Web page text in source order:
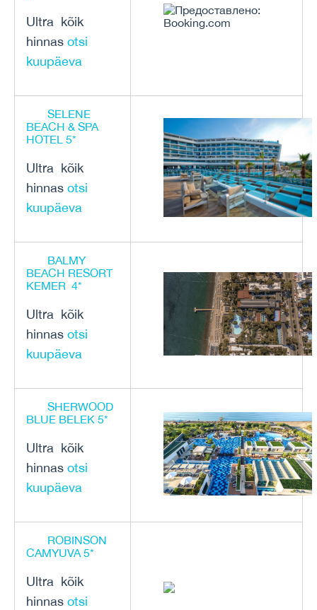
Ultra kõik
hinnas otsi
kuupäeva
SELENE
BEACH & SPA
HOTEL 5*
Ultra kõik
hinnas otsi
kuupäeva
BALMY
BEACH RESORT
KEMER 4*
Ultra kõik
hinnas otsi
kuupäeva
SHERWOOD
BLUE BELEK 5*
Ultra kõik
hinnas otsi
kuupäeva
ROBINSON
CAMYUVA 5*
Ultra kõik
hinnas otsi